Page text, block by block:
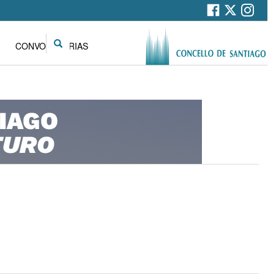
Search
CONVOCATORIAS